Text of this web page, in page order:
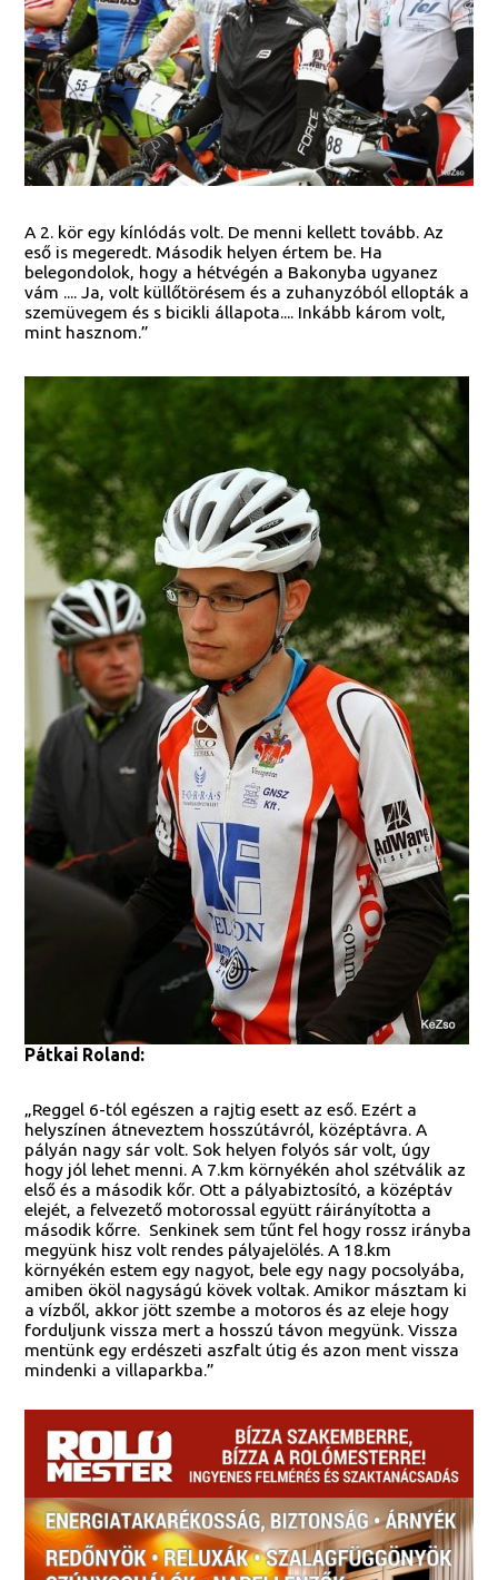
A 2. kör egy kínlódás volt. De menni kellett tovább. Az
eső is megeredt. Második helyen értem be. Ha
belegondolok, hogy a hétvégén a Bakonyba ugyanez
vám .... Ja, volt küllőtörésem és a zuhanyzóból ellopták a
szemüvegem és s bicikli állapota.... Inkább károm volt,
mint hasznom.”
Pátkai Roland:
„Reggel 6-tól egészen a rajtig esett az eső. Ezért a
helyszínen átneveztem hosszútávról, középtávra. A
pályán nagy sár volt. Sok helyen folyós sár volt, úgy
hogy jól lehet menni. A 7.km környékén ahol szétválik az
első és a második kőr. Ott a pályabiztosító, a középtáv
elejét, a felvezető motorossal együtt ráirányította a
második kőrre. Senkinek sem tűnt fel hogy rossz irányba
megyünk hisz volt rendes pályajelölés. A 18.km
környékén estem egy nagyot, bele egy nagy pocsolyába,
amiben ököl nagyságú kövek voltak. Amikor másztam ki
a vízből, akkor jött szembe a motoros és az eleje hogy
forduljunk vissza mert a hosszú távon megyünk. Vissza
mentünk egy erdészeti aszfalt útig és azon ment vissza
mindenki a villaparkba.”